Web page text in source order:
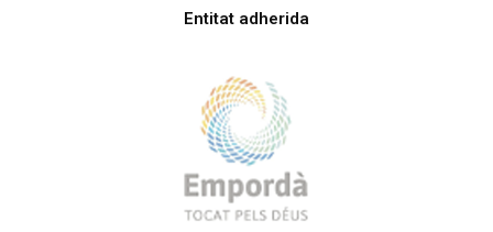
Entitat adherida